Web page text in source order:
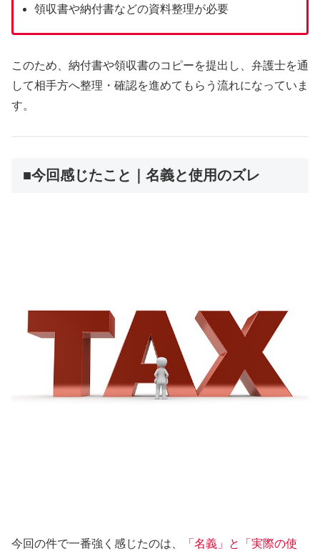
領収書や納付書などの資料整理が必要
このため、納付書や領収書のコピーを提出し、弁護士を通
して相手方へ整理・確認を進めてもらう流れになっていま
す。
■今回感じたこと｜名義と使用のズレ
今回の件で一番強く感じたのは、
「名義」と「実際の使